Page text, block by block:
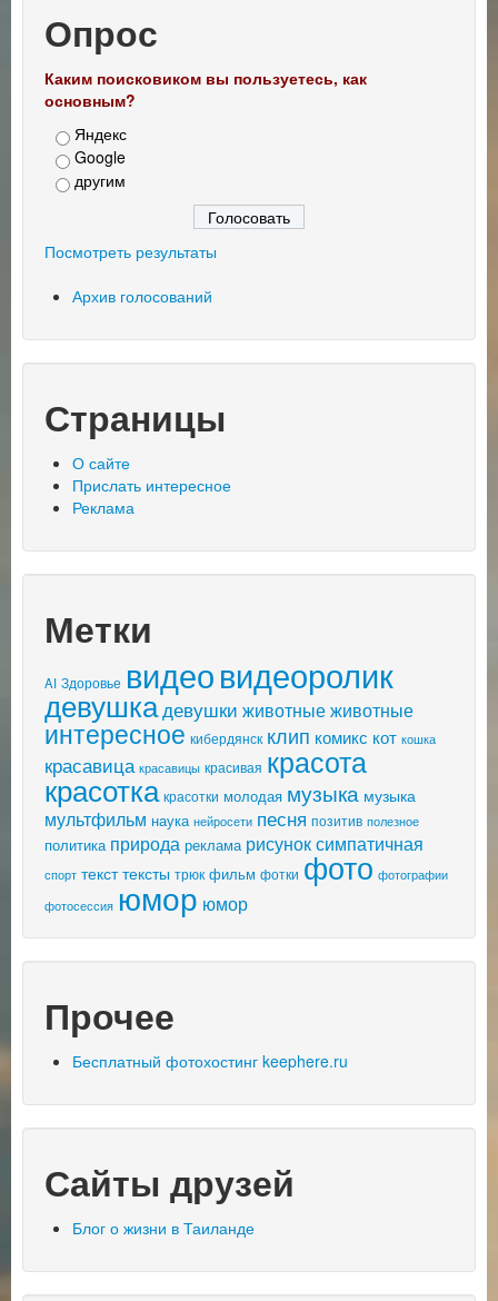
Опрос
Каким поисковиком вы пользуетесь, как
основным?
Яндекс
Google
другим
Посмотреть результаты
Архив голосований
Страницы
О сайте
Прислать интересное
Реклама
Метки
AI Здоровье видеовидеоролик
девушкадевушки животныеживотные
интересное кибердянск клип комикс кот кошка
красавица красавицы красивая красота
красотка красотки молодая музыка музыка
мультфильм наука нейросети песня позитив полезное
политика природа реклама рисуноксимпатичная
спорт текст тексты трюк фильм фотки фото фотографии
фотосессия юмор юмор
Прочее
Бесплатный фотохостинг keephere.ru
Сайты друзей
Блог о жизни в Таиланде